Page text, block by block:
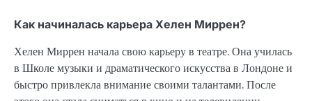
Как начиналась карьера Хелен Миррен?
Хелен Миррен начала свою карьеру в театре. Она училась
в Школе музыки и драматического искусства в Лондоне и
быстро привлекла внимание своими талантами. После